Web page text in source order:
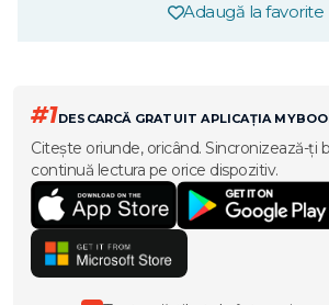
Adaugă la favorite
#1DESCARCĂ GRATUIT APLICAȚIA
Citește oriunde, oricând. Sincronizează-ți
continuă lectura pe orice dispozitiv.